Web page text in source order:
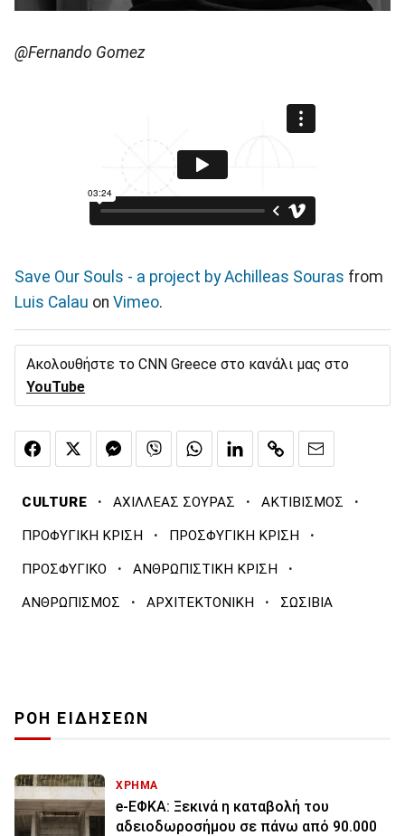
@Fernando Gomez
Save Our Souls - a project by Achilleas Souras from
Luis Calau on Vimeo.
Ακολουθήστε το CNN Greece στο κανάλι μας στο
YouTube
CULTURE · ΑΧΙΛΛΕΑΣ ΣΟΥΡΑΣ · ΑΚΤΙΒΙΣΜΟΣ ·
ΠΡΟΦΥΓΙΚΗ ΚΡΙΣΗ · ΠΡΟΣΦΥΓΙΚΗ ΚΡΙΣΗ ·
ΠΡΟΣΦΥΓΙΚΟ · ΑΝΘΡΩΠΙΣΤΙΚΗ ΚΡΙΣΗ ·
ΑΝΘΡΩΠΙΣΜΟΣ · ΑΡΧΙΤΕΚΤΟΝΙΚΗ · ΣΩΣΙΒΙΑ
ΡΟΗ ΕΙΔΗΣΕΩΝ
ΧΡΗΜΑ
e-ΕΦΚΑ: Ξεκινά η καταβολή του
αδειοδωροσήμου σε πάνω από 90.000